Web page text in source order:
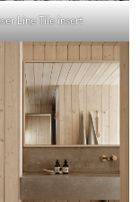
Line Tile insert